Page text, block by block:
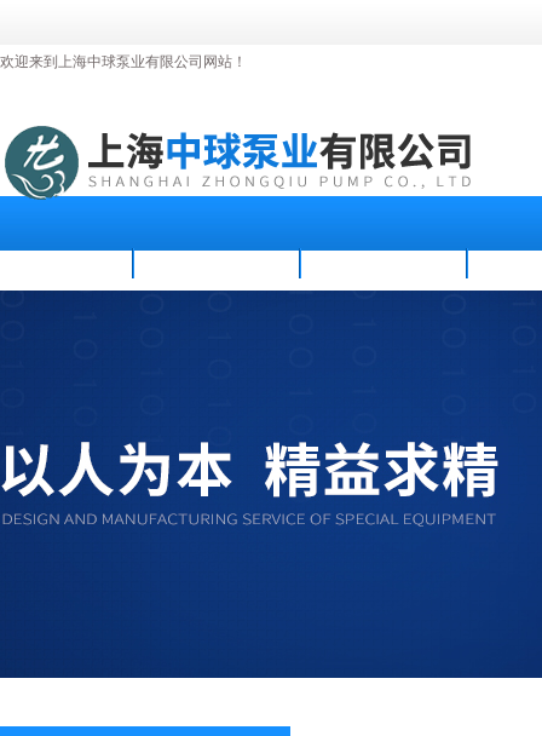
欢迎来到上海中球泵业有限公司网站！